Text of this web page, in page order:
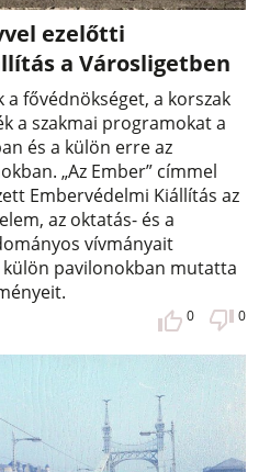
ezelőtti
a Városligetben
a fővédnökséget, a korszak
a szakmai programokat a
és a külön erre az
„Az Ember” címmel
Embervédelmi Kiállítás az
az oktatás- és a
vívmányait
pavilonokban mutatta
0 0